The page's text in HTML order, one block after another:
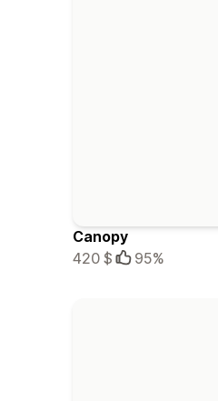
Canopy
420 $
95%